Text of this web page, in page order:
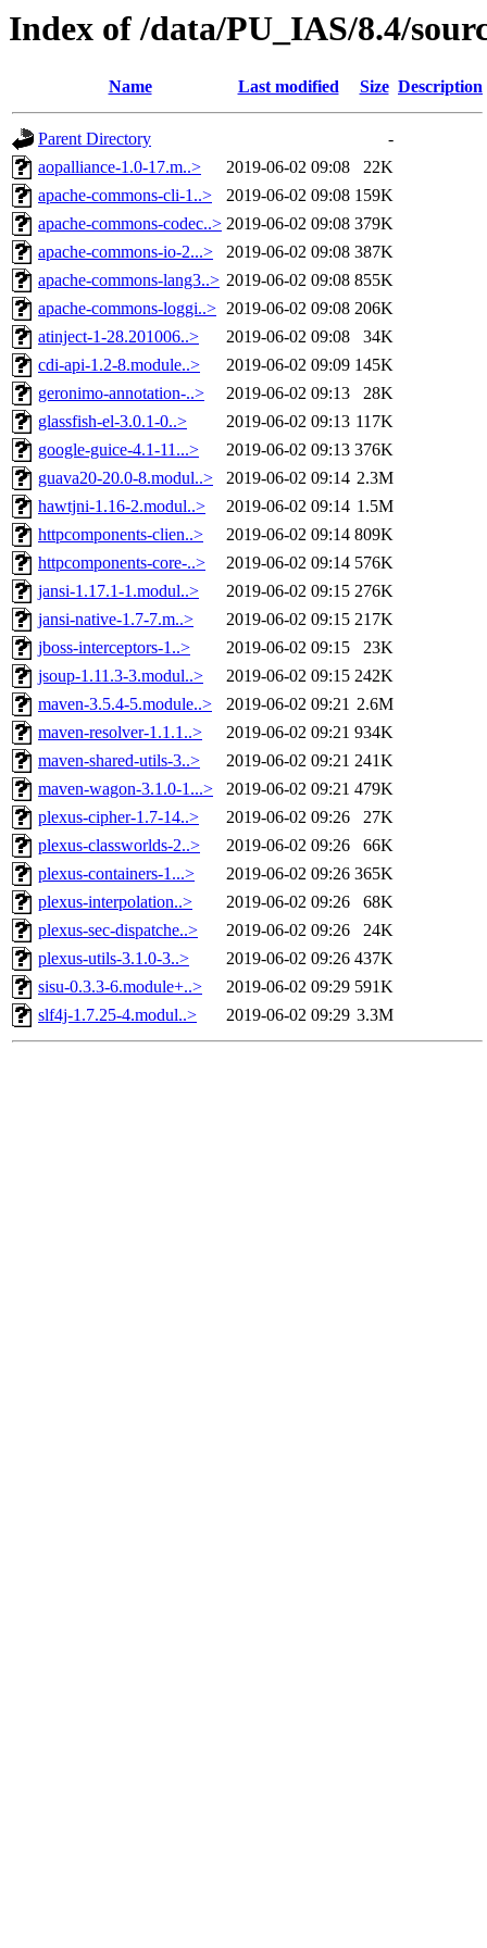
Index of /data/PU_IAS/8.4/
Name Last modified Size Description
Parent Directory
-
aopalliance-1.0-17.m..>
2019-06-02 09:08
22K
apache-commons-cli-1..>
2019-06-02 09:08 159K
apache-commons-codec..> 2019-06-02 09:08 379K
apache-commons-io-2...>
2019-06-02 09:08 387K
apache-commons-lang3..> 2019-06-02 09:08 855K
apache-commons-loggi..> 2019-06-02 09:08 206K
atinject-1-28.201006..>
2019-06-02 09:08
34K
cdi-api-1.2-8.module..>
2019-06-02 09:09 145K
geronimo-annotation-..>
2019-06-02 09:13
28K
glassfish-el-3.0.1-0..>
2019-06-02 09:13 117K
google-guice-4.1-11...>
2019-06-02 09:13 376K
guava20-20.0-8.modul..>
2019-06-02 09:14 2.3M
hawtjni-1.16-2.modul..>
2019-06-02 09:14 1.5M
httpcomponents-clien..>
2019-06-02 09:14 809K
httpcomponents-core-..>
2019-06-02 09:14 576K
jansi-1.17.1-1.modul..>
2019-06-02 09:15 276K
jansi-native-1.7-7.m..>
2019-06-02 09:15 217K
jboss-interceptors-1..>
2019-06-02 09:15
23K
jsoup-1.11.3-3.modul..>
2019-06-02 09:15 242K
maven-3.5.4-5.module..>
2019-06-02 09:21 2.6M
maven-resolver-1.1.1..>
2019-06-02 09:21 934K
maven-shared-utils-3..>
2019-06-02 09:21 241K
maven-wagon-3.1.0-1...>
2019-06-02 09:21 479K
plexus-cipher-1.7-14..>
2019-06-02 09:26
27K
plexus-classworlds-2..>
2019-06-02 09:26
66K
plexus-containers-1...>
2019-06-02 09:26 365K
plexus-interpolation..>
2019-06-02 09:26
68K
plexus-sec-dispatche..>
2019-06-02 09:26
24K
plexus-utils-3.1.0-3..>
2019-06-02 09:26 437K
sisu-0.3.3-6.module+..>
2019-06-02 09:29 591K
slf4j-1.7.25-4.modul..>
2019-06-02 09:29 3.3M